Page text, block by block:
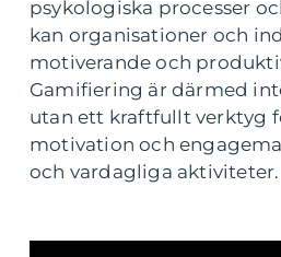
psykologiska processer
kan organisationer och
motiverande och
Gamifiering är därmed
utan ett kraftfullt verktyg
motivation och
och vardagliga aktiviteter.